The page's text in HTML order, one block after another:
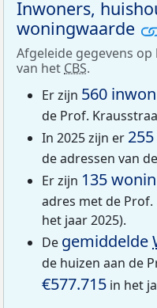
Inwoners,
woningwaarde
Afgeleide gegevens
van het CBS.
Er zijn 560
de Prof.
In 2025 zijn er
de adressen van
Er zijn 135
adres met de
het jaar 2025).
De gemiddelde
de huizen aan de
€577.715 in het